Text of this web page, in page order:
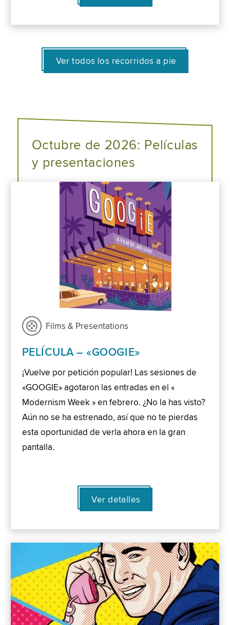
Ver todos los recorridos a pie
Octubre de 2026: Películas
y presentaciones
Films & Presentations
PELÍCULA – «GOOGIE»
¡Vuelve por petición popular! Las sesiones de
«GOOGIE» agotaron las entradas en el «
Modernism Week » en febrero. ¿No la has visto?
Aún no se ha estrenado, así que no te pierdas
esta oportunidad de verla ahora en la gran
pantalla.
Ver detalles